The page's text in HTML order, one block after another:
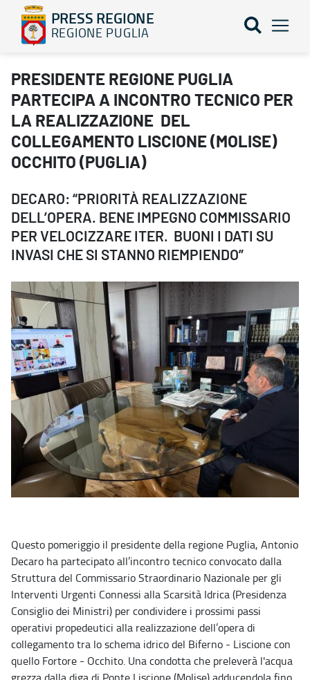
PRESS REGIONE
REGIONE PUGLIA
PRESIDENTE REGIONE PUGLIA PARTECIPA A INCONTRO
PRESIDENTE REGIONE PUGLIA
PARTECIPA A INCONTRO TECNICO PER
LA REALIZZAZIONE DEL
COLLEGAMENTO LISCIONE (MOLISE)
OCCHITO (PUGLIA)
DECARO: “PRIORITÀ REALIZZAZIONE
DELL’OPERA. BENE IMPEGNO COMMISSARIO
PER VELOCIZZARE ITER. BUONI I DATI SU
INVASI CHE SI STANNO RIEMPIENDO”
Questo pomeriggio il presidente della regione Puglia, Antonio
Decaro ha partecipato all’incontro tecnico convocato dalla
Struttura del Commissario Straordinario Nazionale per gli
Interventi Urgenti Connessi alla Scarsità Idrica (Presidenza
Consiglio dei Ministri) per condividere i prossimi passi
operativi propedeutici alla realizzazione dell’opera di
collegamento tra lo schema idrico del Biferno - Liscione con
quello Fortore - Occhito. Una condotta che preleverà l'acqua